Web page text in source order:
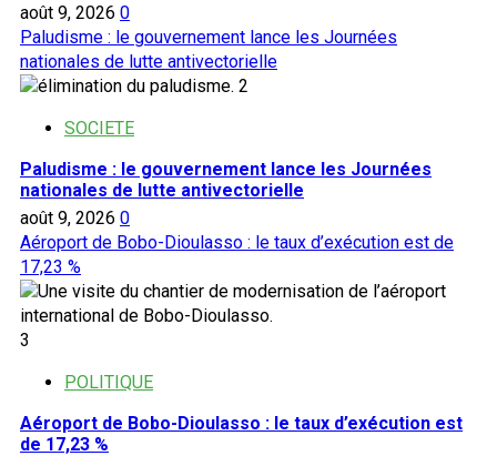
Sonabel
Koudougou meurt
par
électrocution
août 9, 2026 0
Paludisme : le gouvernement lance les Journées
nationales de lutte antivectorielle
2
SOCIETE
Paludisme : le gouvernement lance les Journées
nationales de lutte antivectorielle
août 9, 2026 0
Aéroport de Bobo-Dioulasso : le taux d’exécution est de
17,23 %
3
POLITIQUE
Aéroport de Bobo-Dioulasso : le taux d’exécution est
de 17,23 %